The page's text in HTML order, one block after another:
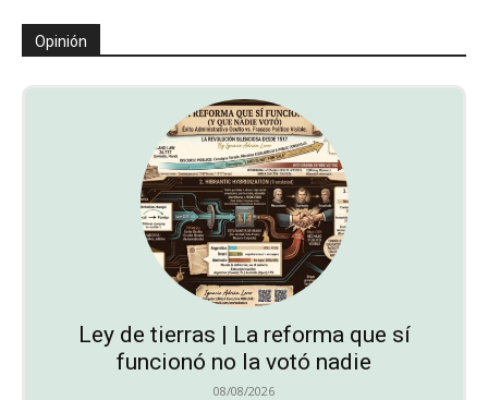
Opinión
Ley de tierras | La reforma que sí
funcionó no la votó nadie
08/08/2026